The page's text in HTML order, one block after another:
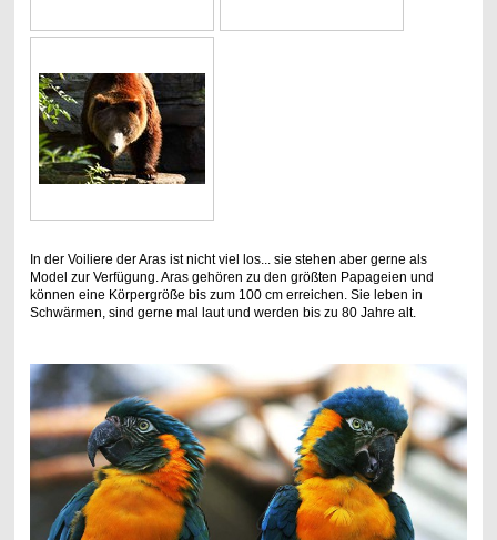
In der Voiliere der Aras ist nicht viel los... sie stehen aber gerne als
Model zur Verfügung. Aras gehören zu den größten Papageien und
können eine Körpergröße bis zum 100 cm erreichen. Sie leben in
Schwärmen, sind gerne mal laut und werden bis zu 80 Jahre alt.